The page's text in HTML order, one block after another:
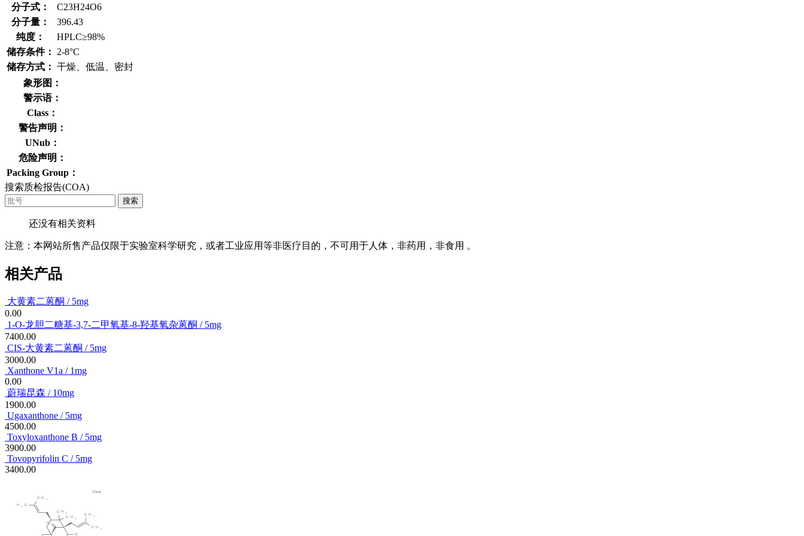
分子式：
C23H24O6
分子量：
396.43
纯度：
HPLC≥98%
储存条件：
2-8°C
储存方式： 干燥、低温、密封
象形图：
警示语：
Class：
警告声明：
UNub：
危险声明：
Packing Group：
搜索质检报告(COA)
搜索
还没有相关资料
注意：本网站所售产品仅限于实验室科学研究，或者工业应用等非医疗目的，不可用于人体，非药用，非食用 。
相关产品
大黄素二蒽酮 / 5mg
0.00
1-O-龙胆二糖基-3,7-二甲氧基-8-羟基氧杂蒽酮 / 5mg
7400.00
CIS-大黄素二蒽酮 / 5mg
3000.00
Xanthone V1a / 1mg
0.00
蔚瑞昆森 / 10mg
1900.00
Ugaxanthone / 5mg
4500.00
Toxyloxanthone B / 5mg
3900.00
Tovopyrifolin C / 5mg
3400.00